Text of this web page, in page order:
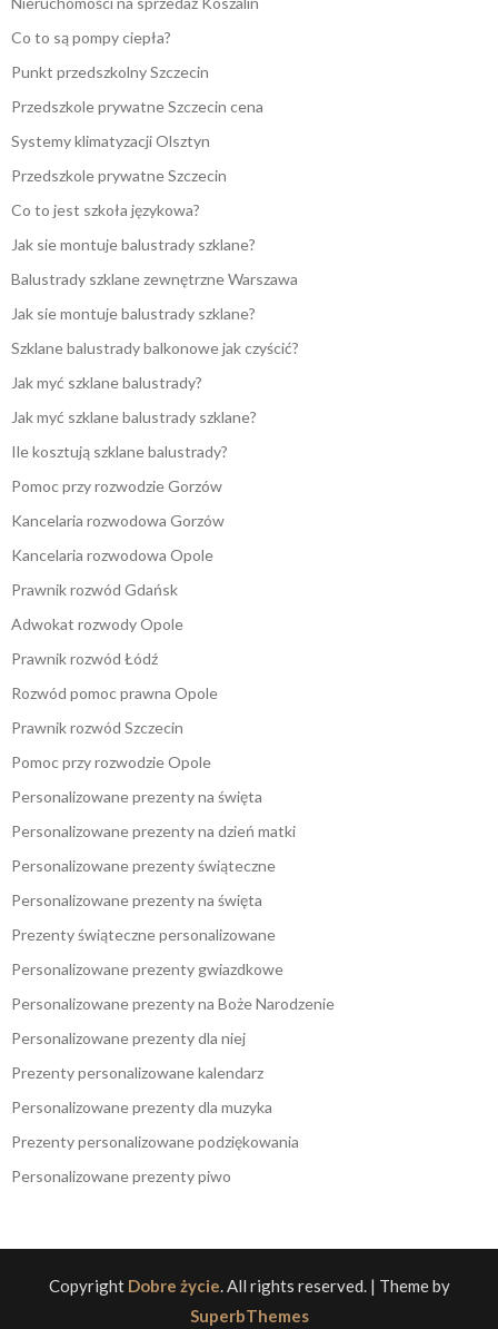
Co to są pompy ciepła?
Punkt przedszkolny Szczecin
Przedszkole prywatne Szczecin cena
Systemy klimatyzacji Olsztyn
Przedszkole prywatne Szczecin
Co to jest szkoła językowa?
Jak sie montuje balustrady szklane?
Balustrady szklane zewnętrzne Warszawa
Jak sie montuje balustrady szklane?
Szklane balustrady balkonowe jak czyścić?
Jak myć szklane balustrady?
Jak myć szklane balustrady szklane?
Ile kosztują szklane balustrady?
Pomoc przy rozwodzie Gorzów
Kancelaria rozwodowa Gorzów
Kancelaria rozwodowa Opole
Prawnik rozwód Gdańsk
Adwokat rozwody Opole
Prawnik rozwód Łódź
Rozwód pomoc prawna Opole
Prawnik rozwód Szczecin
Pomoc przy rozwodzie Opole
Personalizowane prezenty na święta
Personalizowane prezenty na dzień matki
Personalizowane prezenty świąteczne
Personalizowane prezenty na święta
Prezenty świąteczne personalizowane
Personalizowane prezenty gwiazdkowe
Personalizowane prezenty na Boże Narodzenie
Personalizowane prezenty dla niej
Prezenty personalizowane kalendarz
Personalizowane prezenty dla muzyka
Prezenty personalizowane podziękowania
Personalizowane prezenty piwo
Copyright Dobre życie. All rights reserved. | Theme by
SuperbThemes